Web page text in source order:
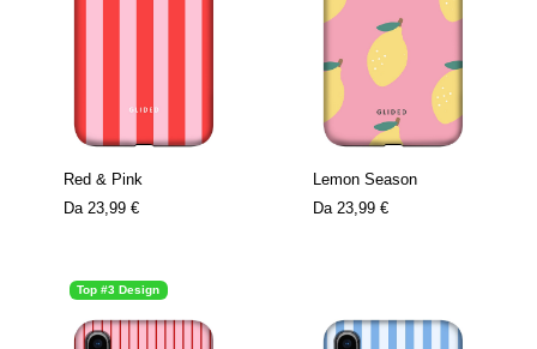
Red & Pink
Da 23,99 €
Lemon Season
Da 23,99 €
Top #3 Design